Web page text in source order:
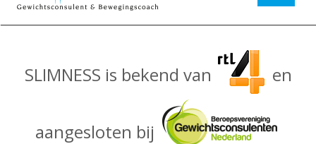
SLIMNESS is bekend van en
aangesloten bij